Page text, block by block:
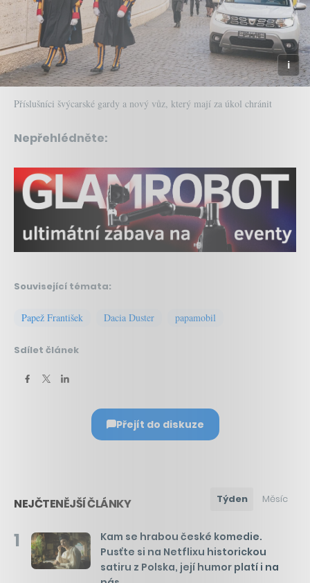
Příslušníci švýcarské gardy a nový vůz, který mají za úkol chránit
Nepřehlédněte:
Související témata:
Papež František Dacia Duster papamobil
Sdílet článek
Přejít do diskuze
NEJČTENĚJŠÍ ČLÁNKY Týden Měsíc
1
Kam se hrabou české komedie.
Pusťte si na Netflixu historickou
satiru z Polska, její humor platí i na